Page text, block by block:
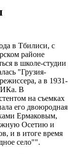
в Тбилиси, с
районе
в школе-студии
"Грузия-
а в 1931-
В
на съемках
его двоюродная
Ермаковым,
Осетию и
и в итоге время
село"".